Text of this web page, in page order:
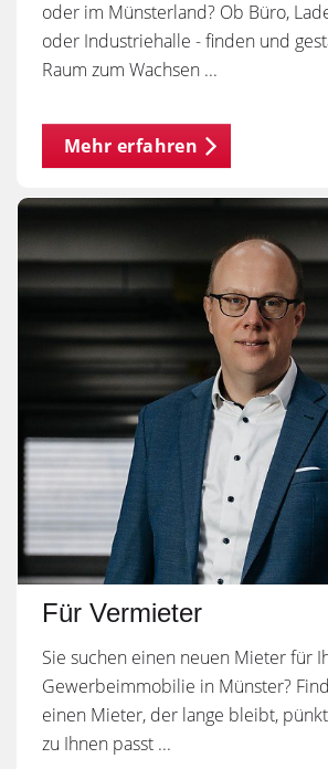
oder im Münsterland? Ob Büro,
oder Industriehalle - finden und
Raum zum Wachsen ...
Mehr erfahren
Für Vermieter
Sie suchen einen neuen Mieter für
Gewerbeimmobilie in Münster?
einen Mieter, der lange bleibt,
zu Ihnen passt ...